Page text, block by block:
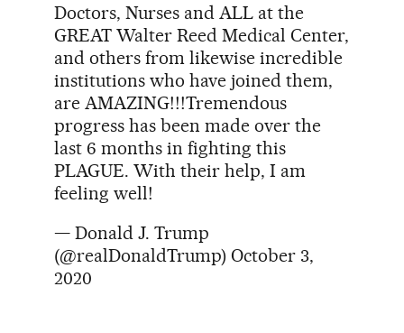
Doctors, Nurses and ALL at the
GREAT Walter Reed Medical Center,
and others from likewise incredible
institutions who have joined them,
are AMAZING!!!Tremendous
progress has been made over the
last 6 months in fighting this
PLAGUE. With their help, I am
feeling well!
— Donald J. Trump
(@realDonaldTrump) October 3,
2020